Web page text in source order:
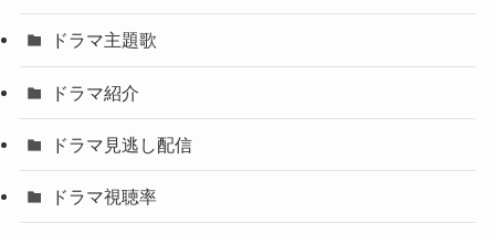
ドラマ主題歌
ドラマ紹介
ドラマ見逃し配信
ドラマ視聴率